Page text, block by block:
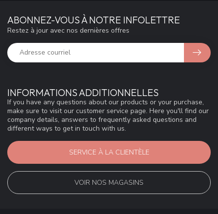
INFORMATIONS ADDITIONNELLES
If you have any questions about our products or your purchase,
make sure to visit our customer service page. Here you'll find our
company details, answers to frequently asked questions and
different ways to get in touch with us.
SERVICE À LA CLIENTÈLE
VOIR NOS MAGASINS
ABONNEZ-VOUS À NOTRE INFOLETTRE
Restez à jour avec nos dernières offres